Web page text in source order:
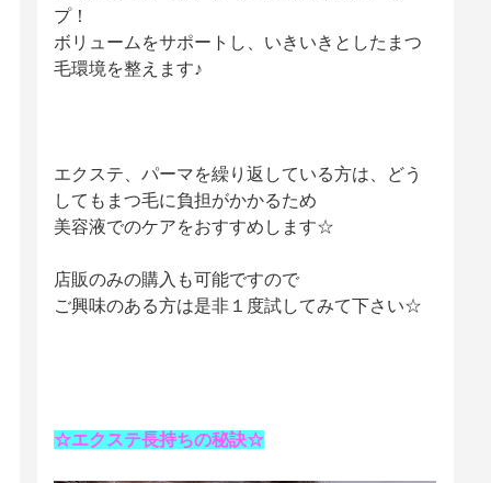
プ！
ボリュームをサポートし、いきいきとしたまつ
毛環境を整えます♪
エクステ、パーマを繰り返している方は、どう
しても まつ毛に負担がかかるため
美容液でのケアをおすすめします☆
店販のみの購入も可能ですので
ご興味のある方は是非１度試してみて下さい☆
☆エクステ長持ちの秘訣☆